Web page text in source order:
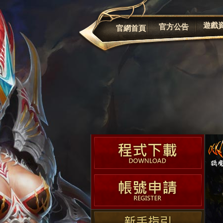
官網首頁 官方公告 遊戲